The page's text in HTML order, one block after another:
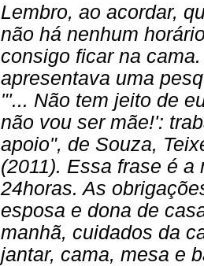
Lembro, ao acordar,
não há nenhum
consigo ficar na
apresentava uma
"'... Não tem jeito de
não vou ser mãe!':
apoio", de Souza,
(2011). Essa frase é
24horas. As
esposa e dona de
manhã, cuidados da
jantar, cama, mesa e